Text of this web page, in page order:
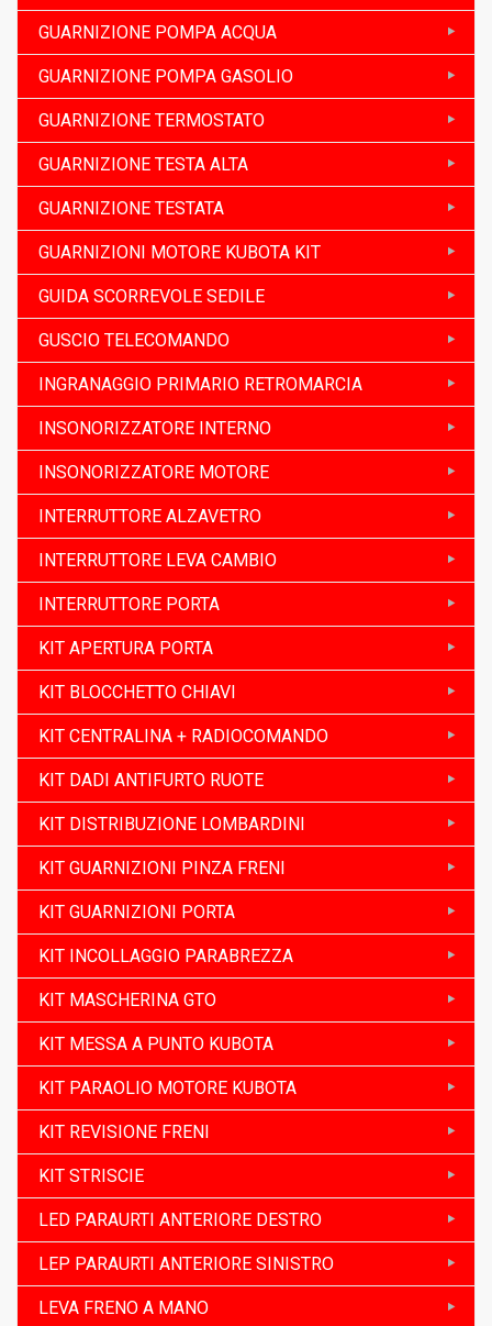
GUARNIZIONE POMPA ACQUA
GUARNIZIONE POMPA GASOLIO
GUARNIZIONE TERMOSTATO
GUARNIZIONE TESTA ALTA
GUARNIZIONE TESTATA
GUARNIZIONI MOTORE KUBOTA KIT
GUIDA SCORREVOLE SEDILE
GUSCIO TELECOMANDO
INGRANAGGIO PRIMARIO RETROMARCIA
INSONORIZZATORE INTERNO
INSONORIZZATORE MOTORE
INTERRUTTORE ALZAVETRO
INTERRUTTORE LEVA CAMBIO
INTERRUTTORE PORTA
KIT APERTURA PORTA
KIT BLOCCHETTO CHIAVI
KIT CENTRALINA + RADIOCOMANDO
KIT DADI ANTIFURTO RUOTE
KIT DISTRIBUZIONE LOMBARDINI
KIT GUARNIZIONI PINZA FRENI
KIT GUARNIZIONI PORTA
KIT INCOLLAGGIO PARABREZZA
KIT MASCHERINA GTO
KIT MESSA A PUNTO KUBOTA
KIT PARAOLIO MOTORE KUBOTA
KIT REVISIONE FRENI
KIT STRISCIE
LED PARAURTI ANTERIORE DESTRO
LEP PARAURTI ANTERIORE SINISTRO
LEVA FRENO A MANO